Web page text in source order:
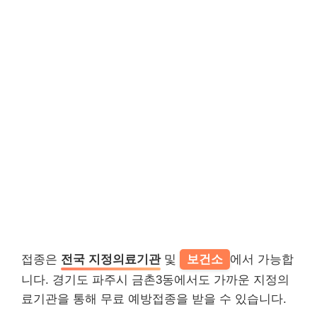
접종은 전국 지정의료기관및 보건소 에서 가능합
니다. 경기도 파주시 금촌3동에서도 가까운 지정의
료기관을 통해 무료 예방접종을 받을 수 있습니다.